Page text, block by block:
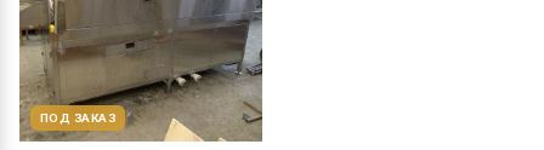
ПОД ЗАКАЗ